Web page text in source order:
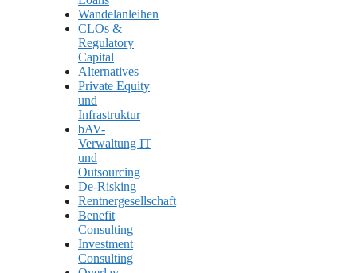
Wandelanleihen
CLOs &
Regulatory
Capital
Alternatives
Private Equity
und
Infrastruktur
bAV-
Verwaltung IT
und
Outsourcing
De-Risking
Rentnergesellschaft
Benefit
Consulting
Investment
Consulting